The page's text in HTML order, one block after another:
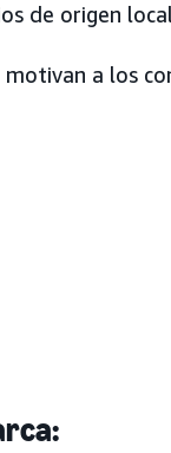
de origen
a los